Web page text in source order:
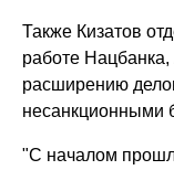
Также Кизатов
работе
расширению
несанкционными
"С началом